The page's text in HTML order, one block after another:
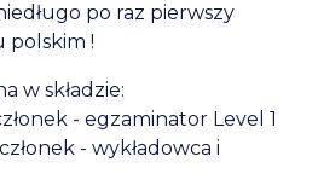
po raz pierwszy
polskim !
w składzie:
- egzaminator Level 1
- wykładowca i